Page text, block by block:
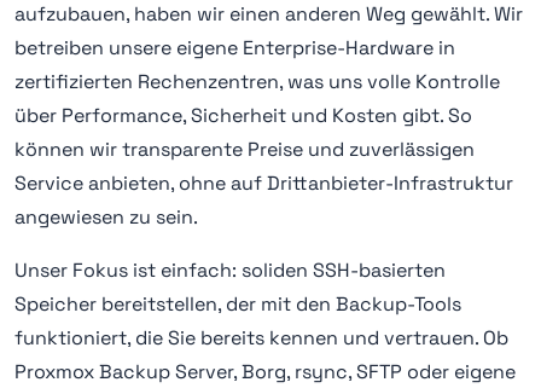
aufzubauen, haben wir einen anderen Weg gewählt. Wir
betreiben unsere eigene Enterprise-Hardware in
zertifizierten Rechenzentren, was uns volle Kontrolle
über Performance, Sicherheit und Kosten gibt. So
können wir transparente Preise und zuverlässigen
Service anbieten, ohne auf Drittanbieter-Infrastruktur
angewiesen zu sein.
Unser Fokus ist einfach: soliden SSH-basierten
Speicher bereitstellen, der mit den Backup-Tools
funktioniert, die Sie bereits kennen und vertrauen. Ob
Proxmox Backup Server, Borg, rsync, SFTP oder eigene